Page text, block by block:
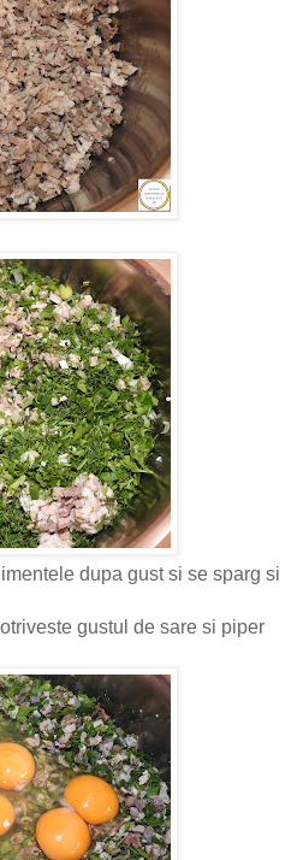
dupa gust si se sparg si
gustul de sare si piper